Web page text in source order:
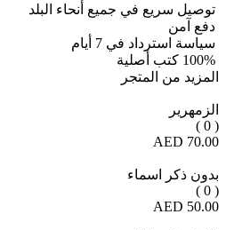
توصيل سريع في جميع أنحاء البلد
دفع آمن
سياسة استرداد في 7 أيام
100% كتب أصلية
المزيد من المتجر
الزمهرير
( 0 )
70.00 AED
بدون ذكر اسماء
( 0 )
50.00 AED